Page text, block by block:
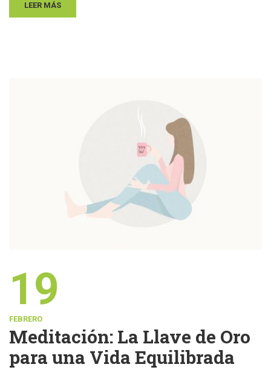
LEER MÁS
19
FEBRERO
Meditación: La Llave de Oro
para una Vida Equilibrada